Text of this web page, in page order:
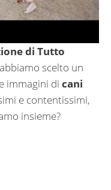
di Tutto
scelto un
immagini di cani
e contentissimi,
insieme?